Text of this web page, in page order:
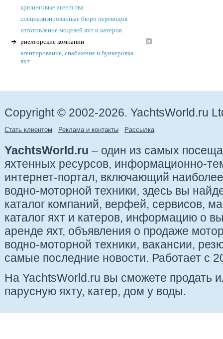
крюинговые агентства
специализированные бюро переводов
изготовление моделей яхт и катеров
риелторские компании
агентирование, снабжение и бункеровка
яхт
Copyright © 2002-2026. YachtsWorld.ru
Стать клиентом Реклама и контакты Рассылка
YachtsWorld.ru – один из самых
яхтенных ресурсов, информационно-
интернет-портал, включающий
водно-моторной техники, здесь вы
каталог компаний, верфей, сервисов,
каталог яхт и катеров, информацию о
аренде яхт, объявления о продаже
водно-моторной техники, вакансии,
самые последние новости. Работает с
На YachtsWorld.ru вы сможете продать
парусную яхту, катер, дом у воды.